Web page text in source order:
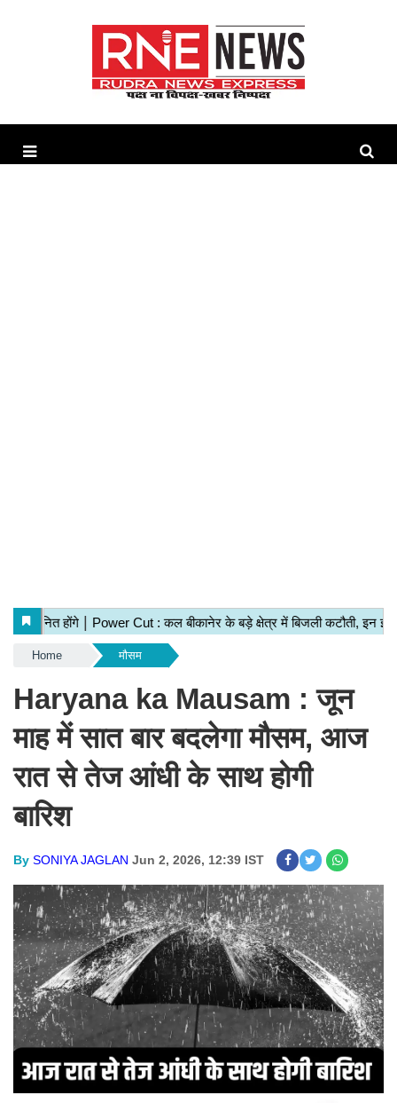
Home मौसम
Haryana ka Mausam : जून
माह में सात बार बदलेगा मौसम, आज
रात से तेज आंधी के साथ होगी
बारिश
By SONIYA JAGLAN Jun 2, 2026, 12:39 IST